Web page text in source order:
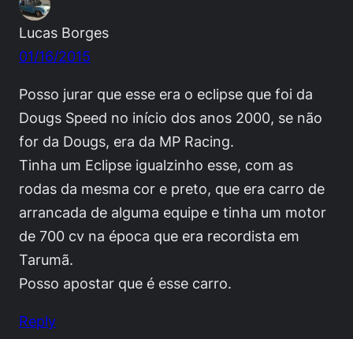
Lucas Borges
01/16/2015
Posso jurar que esse era o eclipse que foi da
Dougs Speed no início dos anos 2000, se não
for da Dougs, era da MP Racing.
Tinha um Eclipse igualzinho esse, com as
rodas da mesma cor e preto, que era carro de
arrancada de alguma equipe e tinha um motor
de 700 cv na época que era recordista em
Tarumã.
Posso apostar que é esse carro.
Reply